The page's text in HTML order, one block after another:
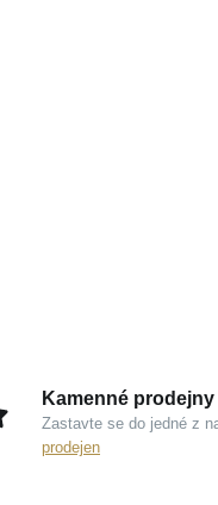
Kamenné prodejny
Zastavte se do jedné z
prodejen